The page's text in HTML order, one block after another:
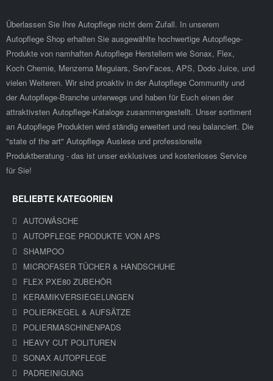
Überlassen Sie Ihre Autopflege nicht dem Zufall. In unserem
Autopflege Shop erhalten Sie ausgewählte hochwertige Autopflege-
Produkte von namhaften Autopflege Herstellern wie Sonax, Flex,
Koch Chemie, Menzerna Meguiars, ServFaces, APS, Dodo Juice, und
vielen Weiteren. Wir sind proaktiv in der Autopflege Community und
der Autopflege-Branche unterwegs und haben für Euch einen der
attraktivsten Autopflege-Kataloge zusammengestellt. Unser sortiment
an Autopflege Produkten wird ständig erweitert und neu balanciert. Die
"state of the art" Autopflege Auslese und professionelle
Produktberatung - das ist unser exklusives und kostenloses Service
für Sie!
BELIEBTE KATEGORIEN
AUTOWÄSCHE
AUTOPFLEGE PRODUKTE VON APS
SHAMPOO
MICROFASER TÜCHER & HANDSCHUHE
FLEX PXE80 ZUBEHÖR
KERAMIKVERSIEGELUNGEN
POLIERKEGEL & AUFSÄTZE
POLIERMASCHINENPADS
HEAVY CUT POLITUREN
SONAX AUTOPFLEGE
PADREINIGUNG